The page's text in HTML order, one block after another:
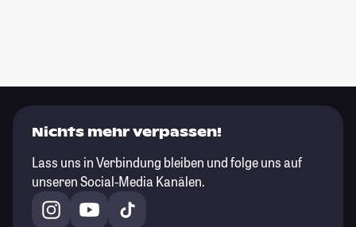
Nichts mehr verpassen!
Lass uns in Verbindung bleiben und folge uns auf
unseren Social-Media Kanälen.